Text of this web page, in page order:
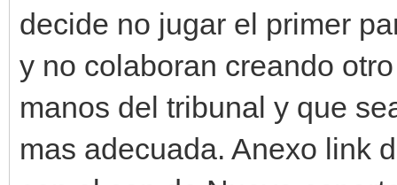
decide no jugar el primer
y no colaboran creando
manos del tribunal y que
mas adecuada. Anexo link